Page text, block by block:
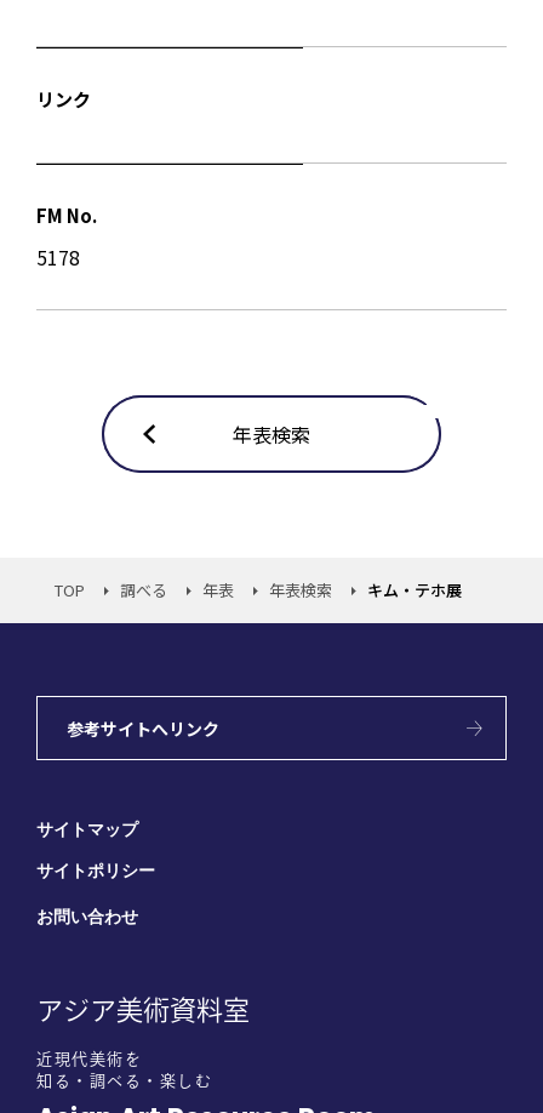
リンク
FM No.
5178
年表検索
TOP 調べる 年表 年表検索 キム・テホ展
参考サイトへリンク
サイトマップ
サイトポリシー
お問い合わせ
アジア美術資料室
近現代美術を
知る・調べる・楽しむ